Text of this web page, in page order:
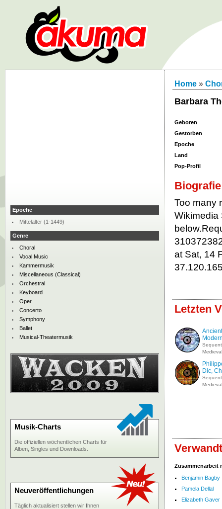
Home »
Barbara
Geboren
Gestorben
Epoche
Land
Pop-Profil
Biografie
Too many
Wikimedia
at Sat, 14
Letzten
Dic,
Zusammenarbeit
Benjamin Bagby
Pamela Dellal
Elizabeth Gaver
Epoche
Mittelalter (1-1449)
Genre
Choral
Vocal Music
Kammermusik
Miscellaneous (Classical)
Orchestral
Keyboard
Oper
Concerto
Symphony
Ballet
Musical-Theatermusik
Musik-Charts
Die offiziellen wöchentlichen Charts für
Alben, Singles und Downloads.
Neuveröffentlichungen
Täglich aktualisiert stellen wir Ihnen